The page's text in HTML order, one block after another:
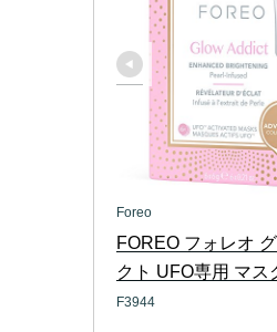
Foreo
FOREO フォレオ
クト UFO専用 マス
F3944